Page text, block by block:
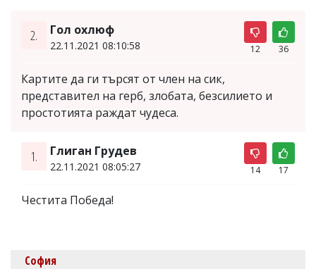
2. Гол охлюф
22.11.2021 08:10:58 12 36
Картите да ги търсят от член на сик,
представител на герб, злобата, безсилието и
простотията раждат чудеса.
1. Глиган Грудев
22.11.2021 08:05:27 14 17
Честита Победа!
София